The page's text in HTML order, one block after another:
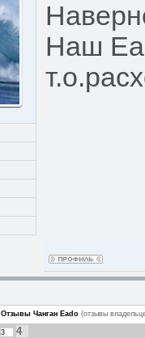
Наш
Отзывы Чанган Eado (отзывы
3 4